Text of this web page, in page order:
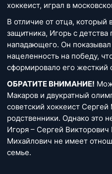
хоккеист, играл в
В отличие от отца, который
защитника, Игорь с детства
нападающего. Он
нацеленность на победу,
сформировало его жесткий
ОБРАТИТЕ ВНИМАНИЕ!
Макаров и двукратный
советский хоккеист
родственники. Однако это
Игоря – Сергей
Михайлович не имеет
семье.